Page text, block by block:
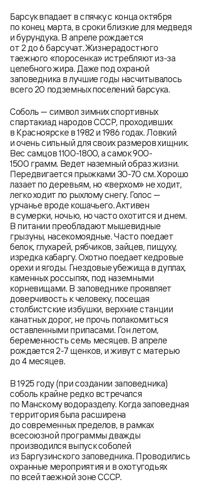
Барсук впадает в спячку с конца октября
по конец марта, в сроки близкие для медведя
и бурундука. В апреле рождается
от 2 до 6 барсучат. Жизнерадостного
таежного «поросенка» истребляют из-за
целебного жира. Даже под охраной
заповедника в лучшие годы насчитывалось
всего 20 подземных поселений барсука.
Соболь — символ зимних спортивных
спартакиад народов СССР, проходивших
в Красноярске в 1982 и 1986 годах. Ловкий
и очень сильный для своих размеров хищник.
Вес самцов 1100-1800, а самок 900-
1500 грамм. Ведет наземный образ жизни.
Передвигается прыжками 30-70 см. Хорошо
лазает по деревьям, но «верхом» не ходит,
легко ходит по рыхлому снегу. Голос —
урчанье вроде кошачьего. Активен
в сумерки, ночью, но часто охотится и днем.
В питании преобладают мышевидные
грызуны, насекомоядные. Часто поедает
белок, глухарей, рябчиков, зайцев, пищуху,
изредка кабаргу. Охотно поедает кедровые
орехи и ягоды. Гнездовые убежища в дуплах,
каменных россыпях, под наземными
корневищами. В заповеднике проявляет
доверчивость к человеку, посещая
столбистские избушки, верхние станции
канатных дорог, не прочь полакомиться
оставленными припасами. Гон летом,
беременность семь месяцев. В апреле
рождается 2-7 щенков, и живут с матерью
до 4 месяцев.
В 1925 году (при создании заповедника)
соболь крайне редко встречался
по Манскому водоразделу. Когда заповедная
территория была расширена
до современных пределов, в рамках
всесоюзной программы дважды
производился выпуск соболей
из Баргузинского заповедника. Проводились
охранные мероприятия и в охотугодьях
по всей таежной зоне СССР.